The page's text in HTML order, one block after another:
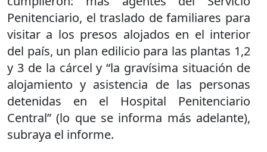
Penitenciario, el traslado de familiares para
visitar a los presos alojados en el interior
del país, un plan edilicio para las plantas 1,2
y 3 de la cárcel y “la gravísima situación de
alojamiento y asistencia de las personas
detenidas en el Hospital Penitenciario
Central” (lo que se informa más adelante),
subraya el informe.